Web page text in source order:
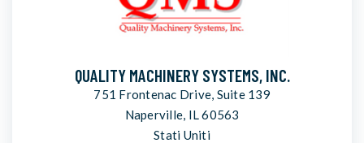
QUALITY MACHINERY SYSTEMS, INC.
751 Frontenac Drive, Suite 139
Naperville, IL 60563
Stati Uniti